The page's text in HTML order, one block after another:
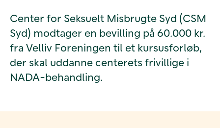
Center for Seksuelt Misbrugte Syd (CSM
Syd) modtager en bevilling på 60.000 kr.
fra Velliv Foreningen til et kursusforløb,
der skal uddanne centerets frivillige i
NADA-behandling.